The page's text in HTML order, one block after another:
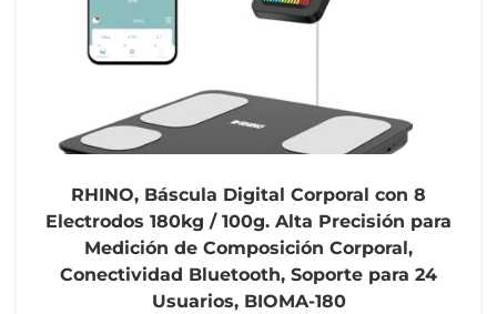
RHINO, Báscula Digital Corporal con 8
Electrodos 180kg / 100g. Alta Precisión para
Medición de Composición Corporal,
Conectividad Bluetooth, Soporte para 24
Usuarios, BIOMA-180